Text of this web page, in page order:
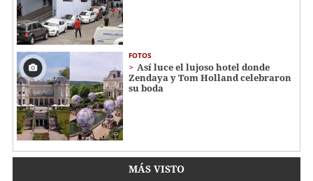
FOTOS
Así luce el lujoso hotel donde
Zendaya y Tom Holland celebraron
su boda
MÁS VISTO